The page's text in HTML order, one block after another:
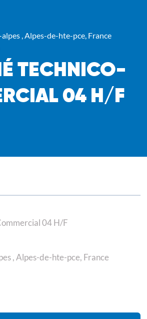
, Alpes-de-hte-pce, France
TECHNICO-
04 H/F
04 H/F
, Alpes-de-hte-pce, France